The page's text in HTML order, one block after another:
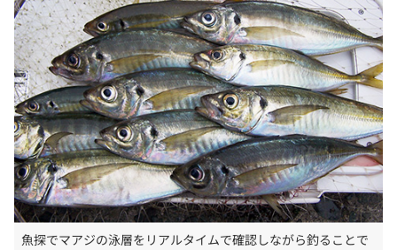
魚探でマアジの泳層をリアルタイムで確認しながら釣ることで